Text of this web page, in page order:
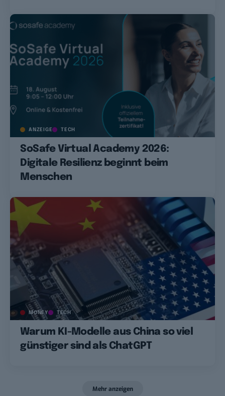
ANZEIGE TECH
SoSafe Virtual Academy 2026:
Digitale Resilienz beginnt beim
Menschen
MONEY TECH
Warum KI-Modelle aus China so viel
günstiger sind als ChatGPT
Mehr anzeigen